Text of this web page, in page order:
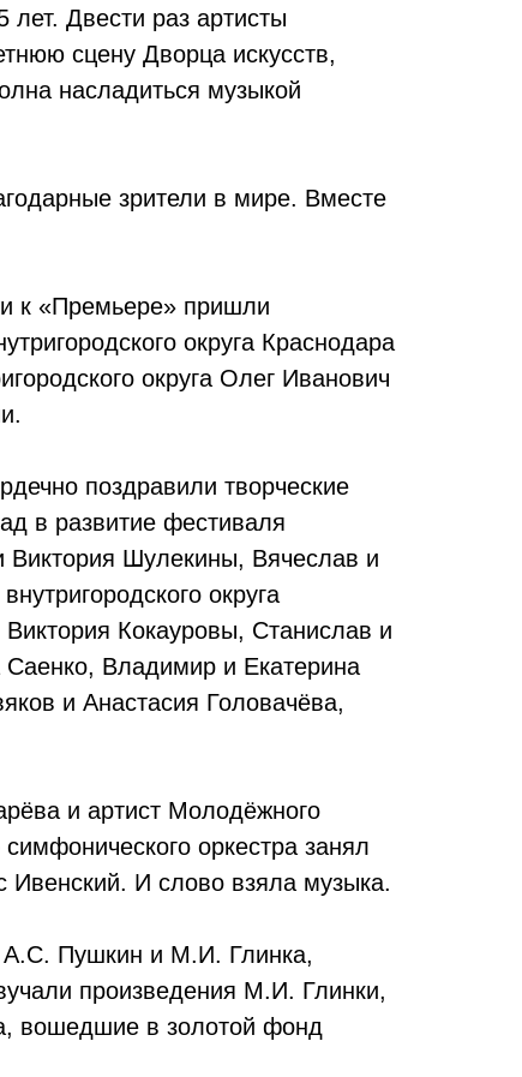
лет. Двести раз артисты
сцену Дворца искусств,
насладиться музыкой
зрители в мире. Вместе
к «Премьере» пришли
округа Краснодара
округа Олег Иванович
поздравили творческие
в развитие фестиваля
Виктория Шулекины, Вячеслав и
округа
Кокауровы, Станислав и
Владимир и Екатерина
и Анастасия Головачёва,
и артист Молодёжного
оркестра занял
Ивенский. И слово взяла музыка.
А.С. Пушкин и М.И. Глинка,
произведения М.И. Глинки,
вошедшие в золотой фонд